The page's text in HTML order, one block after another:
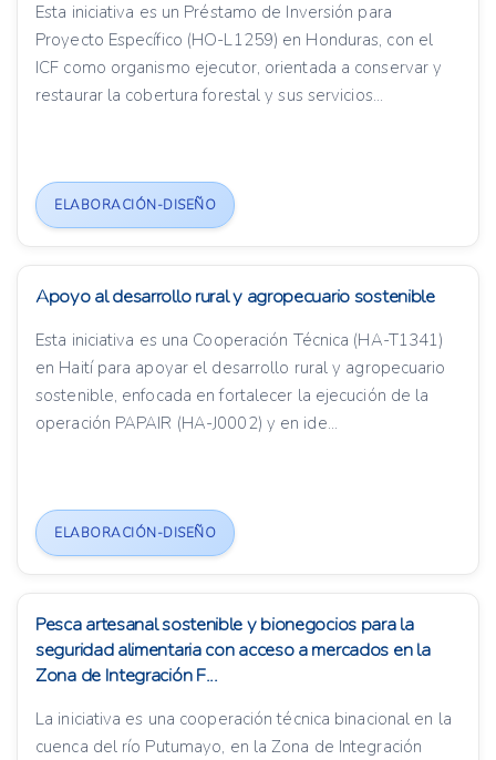
Esta iniciativa es un Préstamo de Inversión para
Proyecto Específico (HO-L1259) en Honduras, con el
ICF como organismo ejecutor, orientada a conservar y
restaurar la cobertura forestal y sus servicios...
ELABORACIÓN-DISEÑO
Apoyo al desarrollo rural y agropecuario sostenible
Esta iniciativa es una Cooperación Técnica (HA-T1341)
en Haití para apoyar el desarrollo rural y agropecuario
sostenible, enfocada en fortalecer la ejecución de la
operación PAPAIR (HA-J0002) y en ide...
ELABORACIÓN-DISEÑO
Pesca artesanal sostenible y bionegocios para la
seguridad alimentaria con acceso a mercados en la
Zona de Integración F...
La iniciativa es una cooperación técnica binacional en la
cuenca del río Putumayo, en la Zona de Integración